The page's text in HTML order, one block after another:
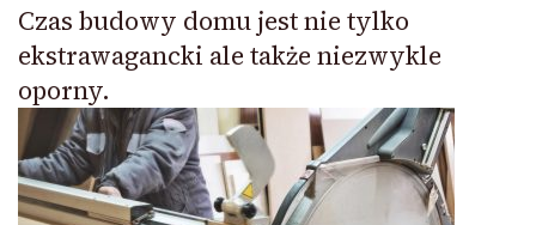
Czas budowy domu jest nie tylko
ekstrawagancki ale także niezwykle
oporny.